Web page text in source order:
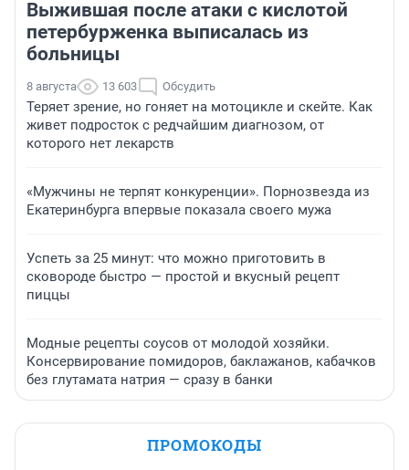
Выжившая после атаки с кислотой
петербурженка выписалась из
больницы
8 августа 13 603 Обсудить
Теряет зрение, но гоняет на мотоцикле и скейте. Как
живет подросток с редчайшим диагнозом, от
которого нет лекарств
«Мужчины не терпят конкуренции». Порнозвезда из
Екатеринбурга впервые показала своего мужа
Успеть за 25 минут: что можно приготовить в
сковороде быстро — простой и вкусный рецепт
пиццы
Модные рецепты соусов от молодой хозяйки.
Консервирование помидоров, баклажанов, кабачков
без глутамата натрия — сразу в банки
ПРОМОКОДЫ